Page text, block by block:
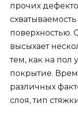
прочих
поверхностью.
высыхает
тем, как на
покрытие.
различных
слоя, тип